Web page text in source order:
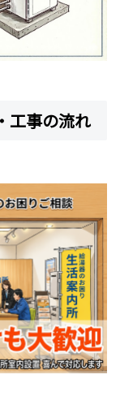
工事の流れ